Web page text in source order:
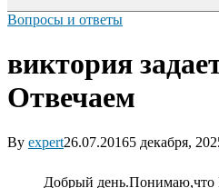
Вопросы и ответы
виктория
Отвечаем
By expert26.07.20165 декабря,
Добрый